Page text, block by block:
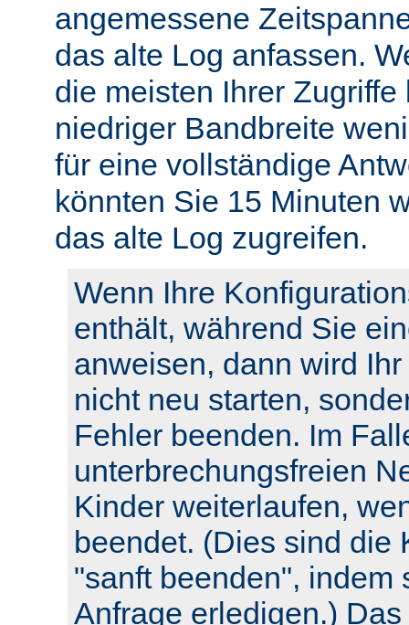
angemessene
das alte Log anfassen.
die meisten Ihrer
niedriger Bandbreite
für eine vollständige
könnten Sie 15 Minuten
das alte Log zugreifen.
Wenn Ihre
enthält, während Sie
anweisen, dann wird
nicht neu starten,
Fehler beenden. Im
unterbrechungsfreien
Kinder weiterlaufen,
beendet. (Dies sind die
"sanft beenden", indem
Anfrage erledigen.)